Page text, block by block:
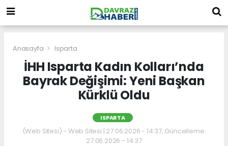
Anasayfa Isparta
İHH Isparta Kadın Kolları’nda
Bayrak Değişimi: Yeni Başkan
Kürklü Oldu
ISPARTA
(Web Sitesi) - Web Sitesi | 27.06.2026 - 14:37, Güncelleme:
27.06.2026 - 14:37